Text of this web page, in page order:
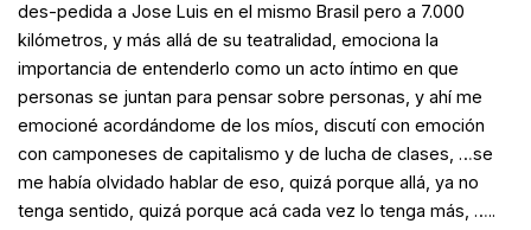
des-pedida a Jose Luis en el mismo Brasil pero a 7.000
kilómetros, y más allá de su teatralidad, emociona la
importancia de entenderlo como un acto íntimo en que
personas se juntan para pensar sobre personas, y ahí me
emocioné acordándome de los míos, discutí con emoción
con camponeses de capitalismo y de lucha de clases, …se
me había olvidado hablar de eso, quizá porque allá, ya no
tenga sentido, quizá porque acá cada vez lo tenga más, …..